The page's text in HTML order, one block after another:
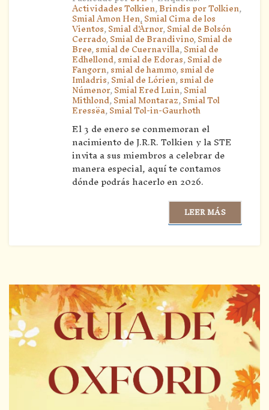
Actividades Tolkien,Brindis por Tolkien,
Smial Amon Hen,Smial Cima de los
Vientos,Smial d'Àrnor,Smial de Bolsón
Cerrado,Smial de Brandivino,Smial de
Bree,smial de Cuernavilla,Smial de
Edhellond,smial de Edoras,Smial de
Fangorn,smial de hammo,smial de
Imladris,Smial de Lórien,smial de
Númenor,Smial Ered Luin,Smial
Mithlond,Smial Montaraz,Smial Tol
Eressëa,Smial Tol-in-Gaurhoth
El 3 de enero se conmemoran el
nacimiento de J.R.R. Tolkien y la STE
invita a sus miembros a celebrar de
manera especial, aquí te contamos
dónde podrás hacerlo en 2026.
LEER MÁS